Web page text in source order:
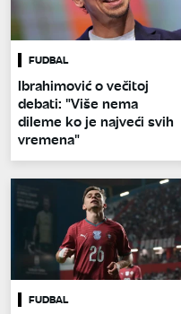
FUDBAL
Ibrahimović o večitoj
debati: "Više nema
dileme ko je najveći svih
vremena"
FUDBAL